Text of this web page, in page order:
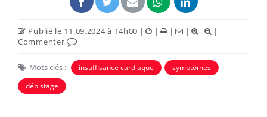
Publié le 11.09.2024 à 14h00 | | | |
|
Commenter
Mots clés : insuffisance cardiaque
symptômes
dépistage